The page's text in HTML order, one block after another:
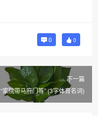
0 0
下一篇
“家院带马府门等” (3字体育名词)